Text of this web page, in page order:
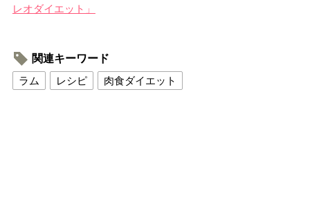
レオダイエット」
関連キーワード
ラム
レシピ 肉食ダイエット